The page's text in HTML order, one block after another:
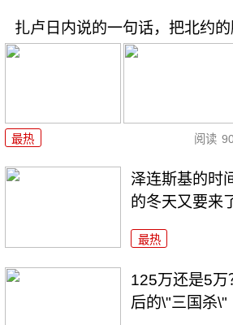
扎卢日内说的一句话，把北约
最热 阅读
泽连斯基的时
的冬天又要来
最热
125万还是5万
后的\"三国杀\"